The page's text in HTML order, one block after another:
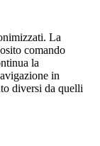
La
comando
la
in
diversi da quelli